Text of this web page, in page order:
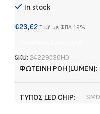
In stock
€23,62 Τιμή με ΦΠΑ 19%
SKU: 24229030HD
ΦΩΤΕΙΝΉ ΡΟΉ (LUMEN)
ΤΎΠΟΣ LED CHIP SMD